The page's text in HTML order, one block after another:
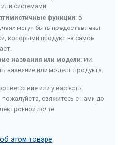
системами.
функции: в
могут быть предоставлены
которыми продукт на самом
названия или модели: ИИ
название или модель продукта.
или у вас есть
свяжитесь с нами до
почте:
этом товаре